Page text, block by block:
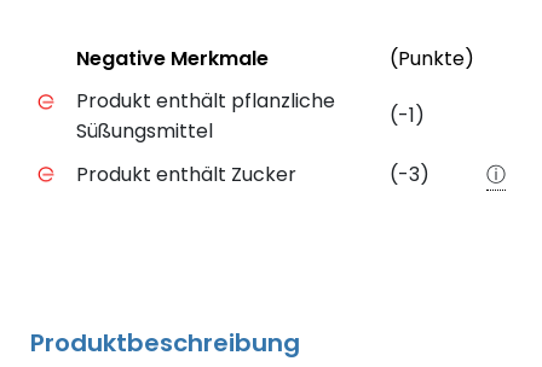
Negative Merkmale des Produkts mit Punkteabzug
StatusNegative Merkmale (Punkte)
Produkt enthält pflanzliche
Süßungsmittel
(-1)
Produkt enthält Zucker (-3) ⓘ
Produktbeschreibung